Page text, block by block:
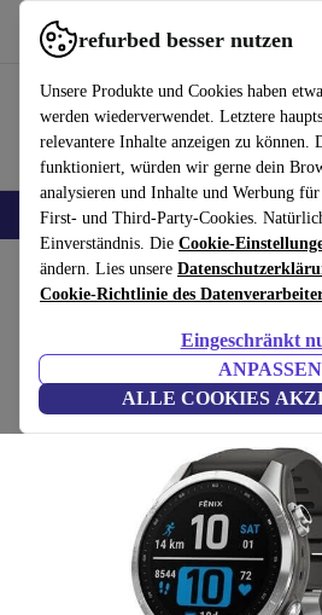
refurbed besser nutzen
Unsere Produkte und Cookies haben
werden wiederverwendet. Letztere
relevantere Inhalte anzeigen zu können.
funktioniert, würden wir gerne dein
analysieren und Inhalte und Werbung
First- und Third-Party-Cookies.
Einverständnis. Die Cookie-
ändern. Lies unsere
Cookie-Richtlinie des
Eingeschränkt
ANPASSEN
ALLE COOKIES
refurbed schnell und einfach nutzen
🎒 Back to school Handys Laptops
Home Produkte Smartwatches
Garmin Fenix 7S (2022)
silber | grau
(Bewertungen werden gesammelt)